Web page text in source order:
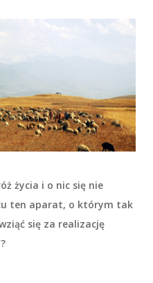
życia i o nic się nie
ten aparat, o którym tak
się za realizację